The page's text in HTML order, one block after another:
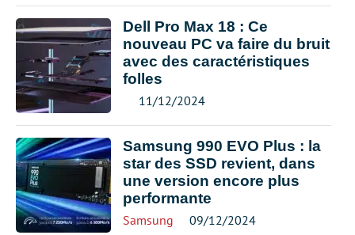
Dell Pro Max 18 : Ce
nouveau PC va faire du bruit
avec des caractéristiques
folles
11/12/2024
Samsung 990 EVO Plus : la
star des SSD revient, dans
une version encore plus
performante
Samsung 09/12/2024